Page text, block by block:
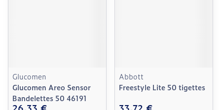
Glucomen
Glucomen Areo Sensor
Bandelettes 50 46191
Abbott
Freestyle Lite 50 tigettes